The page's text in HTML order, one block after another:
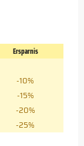
Ersparnis
-10%
-15%
-20%
-25%